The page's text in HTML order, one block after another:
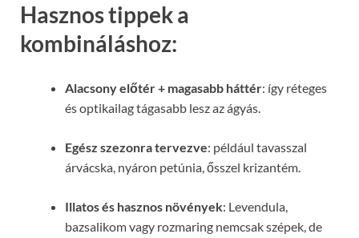
Hasznos tippek a
kombináláshoz:
Alacsony előtér + magasabb háttér: így réteges
és optikailag tágasabb lesz az ágyás.
Egész szezonra tervezve: például tavasszal
árvácska, nyáron petúnia, ősszel krizantém.
Illatos és hasznos növények: Levendula,
bazsalikom vagy rozmaring nemcsak szépek, de